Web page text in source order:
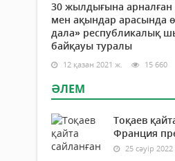
30 жылдығына
мен ақындар арасында
дала» республикалық
байқауы туралы
12 қазан 2021 ж. 15 660
ӘЛЕМ
Тоқаев
Франция
25 сәуір 2022